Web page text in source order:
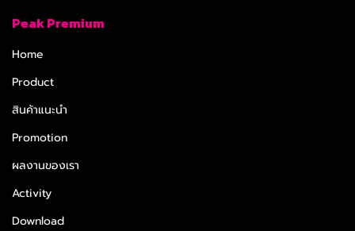
Peak Premium
Home
Product
สินค้าแนะนำ
Promotion
ผลงานของเรา
Activity
Download